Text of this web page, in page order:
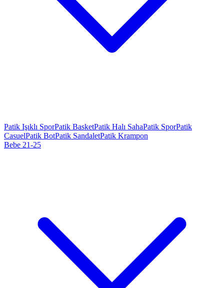
Patik Işıklı SporPatik BasketPatik Halı SahaPatik SporPatik
CasuelPatik BotPatik SandaletPatik Krampon
Bebe 21-25